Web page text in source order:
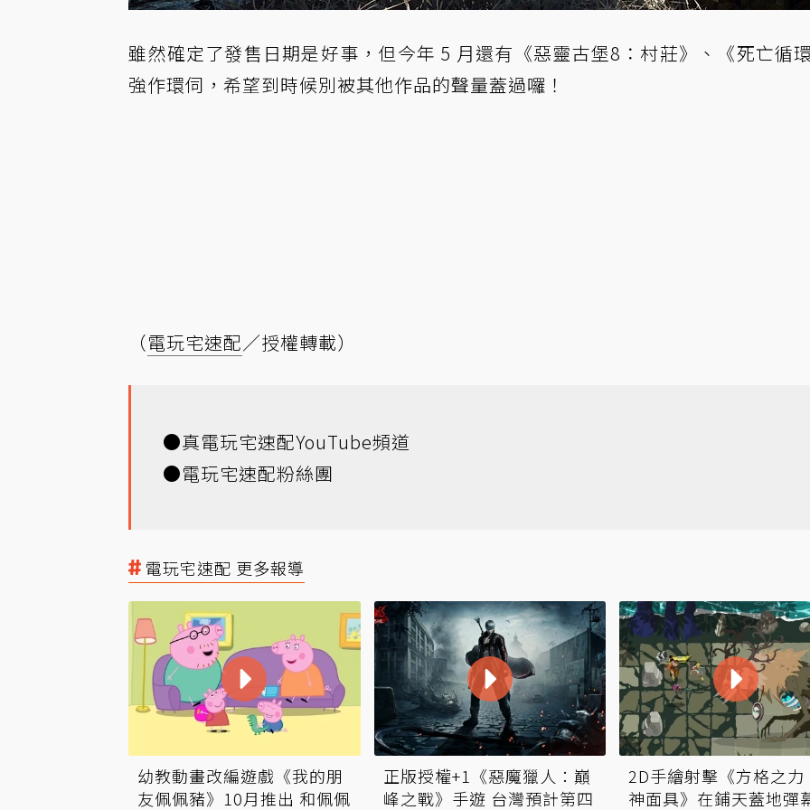
雖然確定了發售日期是好事，但今年 5 月還有《惡靈古堡8：村莊》、《死亡循
強作環伺，希望到時候別被其他作品的聲量蓋過囉！
（電玩宅速配／授權轉載）
●真電玩宅速配YouTube頻道
●電玩宅速配粉絲團
電玩宅速配 更多報導
幼教動畫改編遊戲《我的朋
友佩佩豬》10月推出 和佩佩
正版授權+1《惡魔獵人：巔
峰之戰》手遊 台灣預計第四
2D手繪射擊《方格之力
神面具》在鋪天蓋地彈